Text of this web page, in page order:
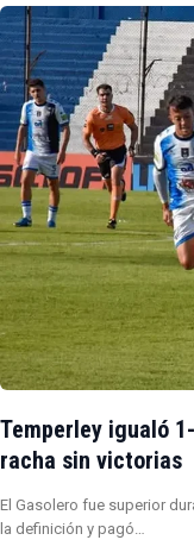
Temperley igualó
racha sin victorias
El Gasolero fue superior
la definición y pagó…